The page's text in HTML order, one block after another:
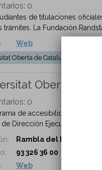
0
de titulaciones
trámites. La Fundación
Web
Oberta de Catalunya
Oberta de
0
de accesibilidad
Dirección Ejecutivo en
Rambla del Poblenolu,
93 326 36 00
Web